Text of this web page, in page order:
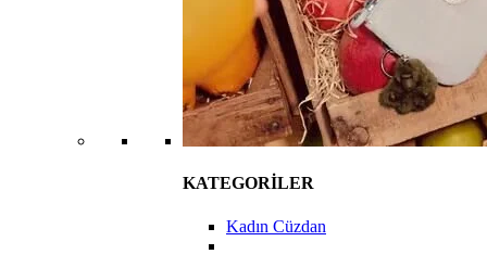
KATEGORİLER
Kadın Cüzdan